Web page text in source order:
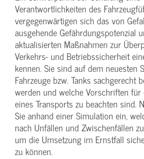
Verantwortlichkeiten des
vergegenwärtigen sich das von
ausgehende Gefährdungspotenzial
aktualisierten Maßnahmen zur
Verkehrs- und Betriebssicherheit
kennen. Sie sind auf dem neuesten
Fahrzeuge bzw. Tanks sachgerecht
werden und welche Vorschriften
eines Transports zu beachten sind.
Sie anhand einer Simulation ein,
nach Unfällen und Zwischenfällen
um die Umsetzung im Ernstfall
zu können.